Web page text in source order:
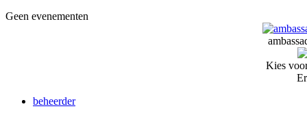
Geen evenementen
Kies
beheerder